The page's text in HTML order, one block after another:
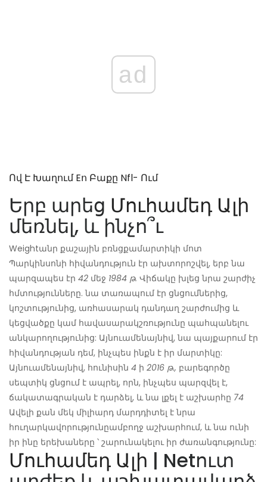
ad
Ով Է Խաղում Eո Բաքը Nfl- Ում
Երբ արեց Մուհամեդ Ալի
մեռնել, և ինչո՞ւ
Weightանր քաշային բռնցքամարտիկի մոտ
Պարկինսոնի հիվանդություն էր ախտորոշվել, երբ նա
պարզապես էր 42 մեջ 1984 թ. Վիճակը խլեց նրա շարժիչ
հմտությունները. նա տառապում էր ցնցումներից,
կոշտությունից, առհասարակ դանդաղ շարժումից և
կեցվածքը կամ հավասարակշռությունը պահպանելու
անկարողությունից: Այնուամենայնիվ, նա պայքարում էր
հիվանդության դեմ, ինչպես ինքն է իր մարտիկը:
Այնուամենայնիվ, հունիսին 4 ի 2016 թ., բարեգործը
սեպտիկ ցնցում է ապրել, որն, ինչպես պարզվել է,
ճակատագրական է դարձել, և նա լքել է աշխարհը 74
Ավելի քան մեկ միլիարդ մարդդիտել է նրա
հուղարկավորությունըամբողջ աշխարհում, և նա ունի
իր ինը երեխաները ՝ շարունակելու իր ժառանգությունը:
Մուհամեդ Ալի | Netուտ